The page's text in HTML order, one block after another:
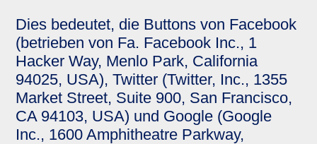
Dies bedeutet, die Buttons von Facebook
(betrieben von Fa. Facebook Inc., 1
Hacker Way, Menlo Park, California
94025, USA), Twitter (Twitter, Inc., 1355
Market Street, Suite 900, San Francisco,
CA 94103, USA) und Google (Google
Inc., 1600 Amphitheatre Parkway,